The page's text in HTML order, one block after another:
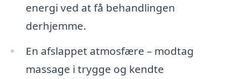
energi ved at få behandlingen
derhjemme.
En afslappet atmosfære – modtag
massage i trygge og kendte